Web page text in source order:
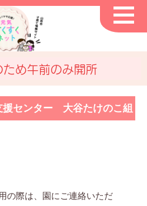
め午前のみ開所
援センター 大谷たけのこ組
の際は、園にご連絡いただ